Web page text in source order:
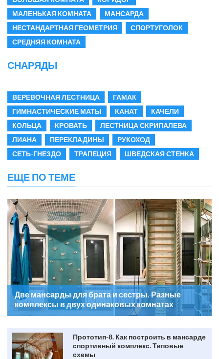
МАЛЕНЬКАЯ КОМНАТА
МАНСАРДА
НЕСТАНДАРТНАЯ ГЕОМЕТРИЯ
СПОРТУГОЛОК
СРЕДНЯЯ КОМНАТА
СНАРЯДЫ
ВЕРЕВОЧНАЯ ЛЕСТНИЦА
ГАМАК
ГИМНАСТИЧЕСКИЕ МАТЫ
КАНАТ
КАЧЕЛИ
КОЛЬЦА
КРОВАТЬ
ЛЕСТНИЦА СКРИПАЛЕВА
ЛИАНА
ПЕРЕКЛАДИНЫ
РУКОХОД
СЕТЬ-ГНЕЗДО
ТРАПЕЦИЯ ШВЕДСКАЯ СТЕНКА
ЕЩЕ ПО ТЕМЕ
Две мансарды для брата и сестры. Разные
комплексы в двух одинаковых комнатах
Прототип-8. Как построить в мансарде
спортивный комплекс. Типовые
схемы